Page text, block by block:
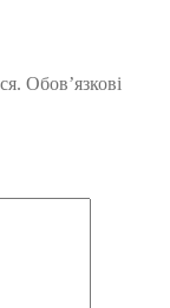
Обов’язкові